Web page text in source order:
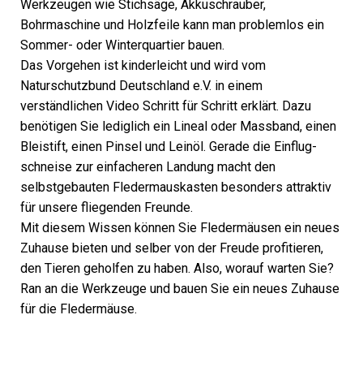
Werkzeugen wie Stichsäge, Akkuschrauber,
Bohrmaschine und Holzfeile kann man problemlos ein
Sommer- oder Winterquartier bauen.
Das Vorgehen ist kinderleicht und wird vom
Naturschutzbund Deutschland e.V. in einem
verständlichen Video Schritt für Schritt erklärt. Dazu
benötigen Sie lediglich ein Lineal oder Massband, einen
Bleistift, einen Pinsel und Leinöl. Gerade die Einflug­
schneise zur einfacheren Landung macht den
selbstgebauten Fledermauskasten besonders attraktiv
für unsere fliegenden Freunde.
Mit diesem Wissen können Sie Fledermäusen ein neues
Zuhause bieten und selber von der Freude profitieren,
den Tieren geholfen zu haben. Also, worauf warten Sie?
Ran an die Werkzeuge und bauen Sie ein neues Zuhause
für die Fledermäuse.